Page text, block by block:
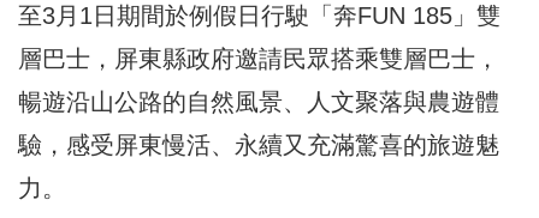
至3月1日期間於例假日行駛「奔FUN 185」雙
層巴士，屏東縣政府邀請民眾搭乘雙層巴士，
暢遊沿山公路的自然風景、人文聚落與農遊體
驗，感受屏東慢活、永續又充滿驚喜的旅遊魅
力。